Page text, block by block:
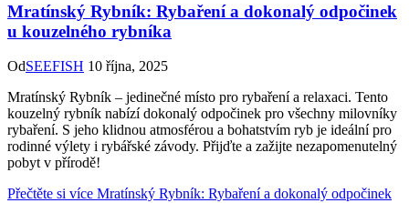
Mratínský Rybník: Rybaření a dokonalý odpočinek
u kouzelného rybníka
OdSEEFISH 10 října, 2025
Mratínský Rybník – jedinečné místo pro rybaření a relaxaci. Tento
kouzelný rybník nabízí dokonalý odpočinek pro všechny milovníky
rybaření. S jeho klidnou atmosférou a bohatstvím ryb je ideální pro
rodinné výlety i rybářské závody. Přijďte a zažijte nezapomenutelný
pobyt v přírodě!
Přečtěte si více Mratínský Rybník: Rybaření a dokonalý odpočinek